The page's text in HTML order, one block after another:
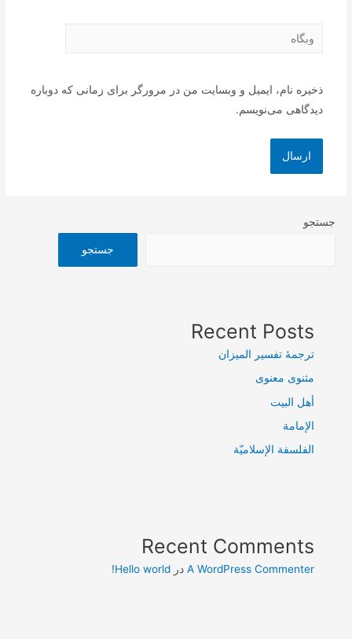
وبگاه
ذخیره نام، ایمیل و وبسایت من در مرورگر برای زمانی که دوباره
دیدگاهی می‌نویسم.
جستجو
جستجو
Recent Posts
ترجمۀ تفسیر المیزان
مثنوی معنوی
أهل البيت
الإمامة
الفلسفة الإسلاميّة
Recent Comments
A WordPress Commenter درHello world!